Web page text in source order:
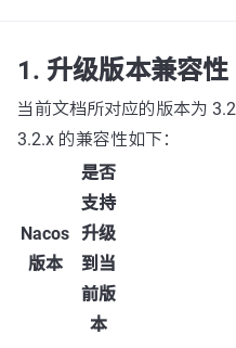
1. 升级版本兼容性
当前文档所对应的版本为
3.2.x 的兼容性如下：
Nacos
版本
是否
支持
升级
到当
前版
本